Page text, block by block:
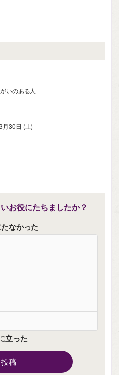
いのある人
月30日 (土)
お役にたちましたか？
なかった
立った
投稿